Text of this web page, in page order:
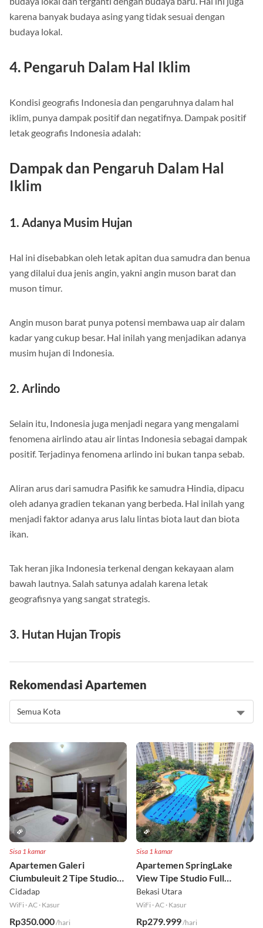
karena banyak budaya asing yang tidak sesuai dengan
budaya lokal.
4. Pengaruh Dalam Hal Iklim
Kondisi geografis Indonesia dan pengaruhnya dalam hal
iklim, punya dampak positif dan negatifnya. Dampak positif
letak geografis Indonesia adalah:
Dampak dan Pengaruh Dalam Hal
Iklim
1. Adanya Musim Hujan
Hal ini disebabkan oleh letak apitan dua samudra dan benua
yang dilalui dua jenis angin, yakni angin muson barat dan
muson timur.
Angin muson barat punya potensi membawa uap air dalam
kadar yang cukup besar. Hal inilah yang menjadikan adanya
musim hujan di Indonesia.
2. Arlindo
Selain itu, Indonesia juga menjadi negara yang mengalami
fenomena airlindo atau air lintas Indonesia sebagai dampak
positif. Terjadinya fenomena arlindo ini bukan tanpa sebab.
Aliran arus dari samudra Pasifik ke samudra Hindia, dipacu
oleh adanya gradien tekanan yang berbeda. Hal inilah yang
menjadi faktor adanya arus lalu lintas biota laut dan biota
ikan.
Tak heran jika Indonesia terkenal dengan kekayaan alam
bawah lautnya. Salah satunya adalah karena letak
geografisnya yang sangat strategis.
3. Hutan Hujan Tropis
Rekomendasi Apartemen
Sisa 1 kamar
Apartemen Galeri
Ciumbuleuit 2 Tipe Studio
Full Furnished Lt 30
Cidadap
WiFi ·AC · Kasur
Rp350.000/hari
Sisa 1 kamar
Apartemen SpringLake
View Tipe Studio Full
Furnished Lt 2
Bekasi Utara
WiFi ·AC · Kasur
Rp279.999/hari